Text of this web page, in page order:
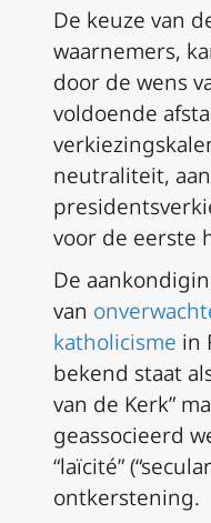
De keuze van
waarnemers,
door de wens
voldoende
neutraliteit,
voor de eerste
De
van
katholicisme in
bekend staat
van de Kerk”
geassocieerd
“laïcité”
ontkerstening.